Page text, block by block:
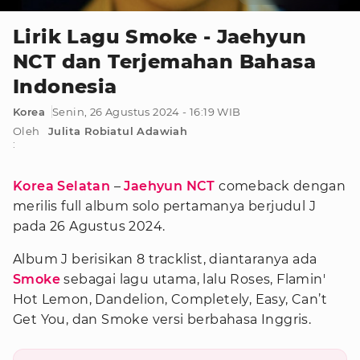
Lirik Lagu Smoke - Jaehyun
NCT dan Terjemahan Bahasa
Indonesia
Korea
Senin, 26 Agustus 2024 - 16:19 WIB
Oleh
:
Julita Robiatul Adawiah
Korea Selatan –Jaehyun NCT comeback dengan
merilis full album solo pertamanya berjudul J
pada 26 Agustus 2024.
Album J berisikan 8 tracklist, diantaranya ada
Smoke sebagai lagu utama, lalu Roses, Flamin'
Hot Lemon, Dandelion, Completely, Easy, Can’t
Get You, dan Smoke versi berbahasa Inggris.